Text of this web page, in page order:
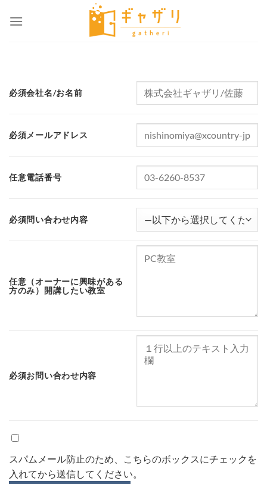
必須会社名/お名前
必須メールアドレス
任意電話番号
必須問い合わせ内容
任意 （オーナーに興味がある
方のみ）開講したい教室
必須お問い合わせ内容
スパムメール防止のため、こちらのボックスにチェックを
入れてから送信してください。